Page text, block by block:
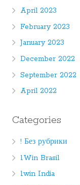
April 2023
February 2023
January 2023
December 2022
September 2022
April 2022
Categories
! Без рубрики
1Win Brasil
1win India